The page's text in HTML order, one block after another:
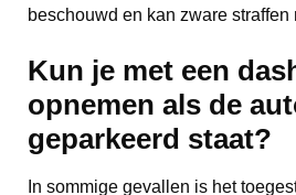
beschouwd en kan zware
Kun je met een
opnemen als de
geparkeerd staat?
In sommige gevallen is het